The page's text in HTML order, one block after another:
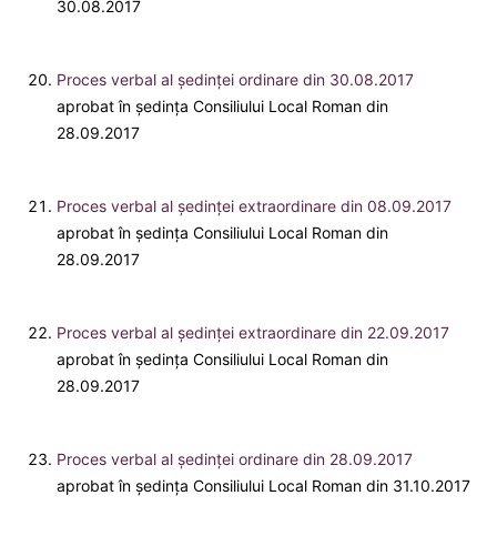
30.08.2017
Proces verbal al ședinței ordinare din 30.08.2017
aprobat în ședința Consiliului Local Roman din
28.09.2017
Proces verbal al ședinței extraordinare din 08.09.2017
aprobat în ședința Consiliului Local Roman din
28.09.2017
Proces verbal al ședinței extraordinare din 22.09.2017
aprobat în ședința Consiliului Local Roman din
28.09.2017
Proces verbal al ședinței ordinare din 28.09.2017
aprobat în ședința Consiliului Local Roman din 31.10.2017